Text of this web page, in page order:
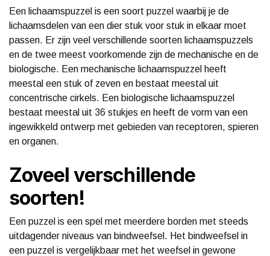
Een lichaamspuzzel is een soort puzzel waarbij je de
lichaamsdelen van een dier stuk voor stuk in elkaar moet
passen. Er zijn veel verschillende soorten lichaamspuzzels
en de twee meest voorkomende zijn de mechanische en de
biologische. Een mechanische lichaamspuzzel heeft
meestal een stuk of zeven en bestaat meestal uit
concentrische cirkels. Een biologische lichaamspuzzel
bestaat meestal uit 36 stukjes en heeft de vorm van een
ingewikkeld ontwerp met gebieden van receptoren, spieren
en organen.
Zoveel verschillende
soorten!
Een puzzel is een spel met meerdere borden met steeds
uitdagender niveaus van bindweefsel. Het bindweefsel in
een puzzel is vergelijkbaar met het weefsel in gewone